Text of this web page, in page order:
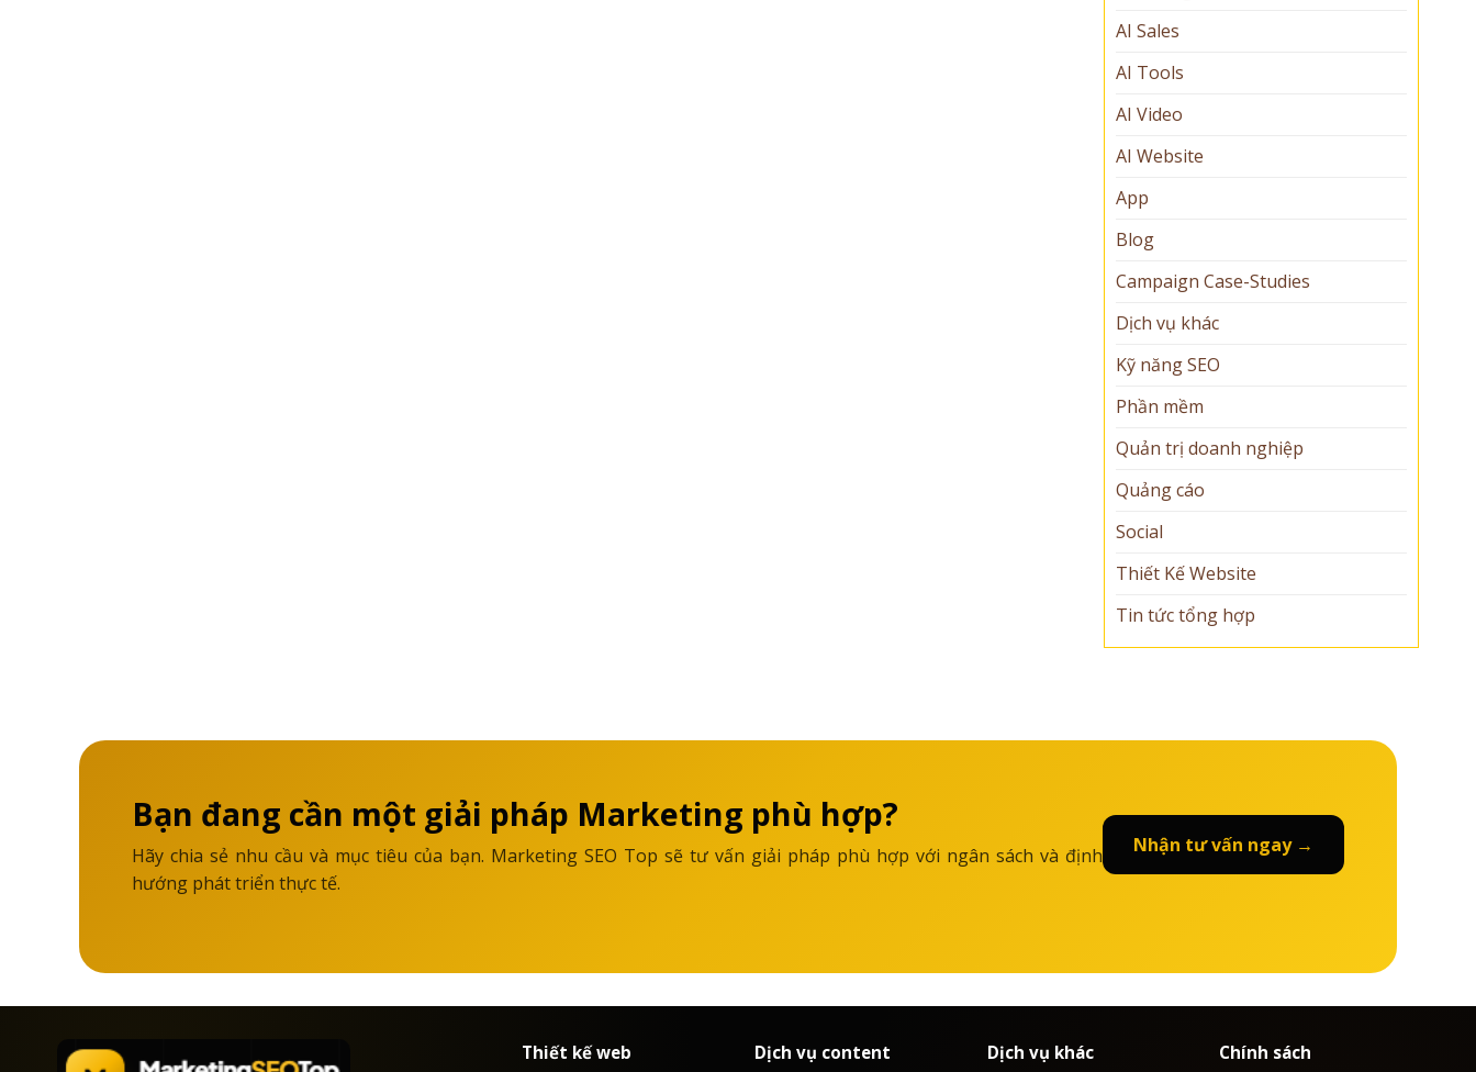
AI Sales
AI Tools
AI Video
AI Website
App
Blog
Campaign Case-Studies
Dịch vụ khác
Kỹ năng SEO
Phần mềm
Quản trị doanh nghiệp
Quảng cáo
Social
Thiết Kế Website
Tin tức tổng hợp
Bạn đang cần một giải pháp Marketing phù hợp?
Hãy chia sẻ nhu cầu và mục tiêu của bạn. Marketing SEO Top sẽ tư vấn giải pháp phù hợp với ngân sách và định
hướng phát triển thực tế.
Nhận tư vấn ngay →
Thiết kế web Dịch vụ content Dịch vụ khác Chính sách